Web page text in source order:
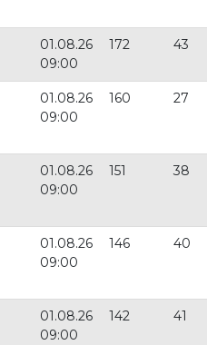
01.08.26
09:00
172 43
01.08.26
09:00
160 27
01.08.26
09:00
151 38
01.08.26
09:00
146 40
01.08.26
09:00
142 41